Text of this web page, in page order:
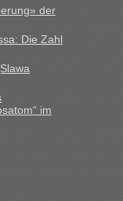
Umsteigefreie
Deklaration
Frau im Gepäck
mit dabei ist.
der
Die Zahl
im